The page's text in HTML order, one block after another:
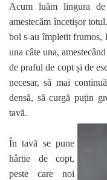
Acum luăm lingura
amestecăm încetișor
bol s-au împletit frumos,
una câte una,
de praful de copt și de
necesar, să mai
densă, să curgă puțin
tavă.
În tavă se pune
hârtie de copt,
peste care noi